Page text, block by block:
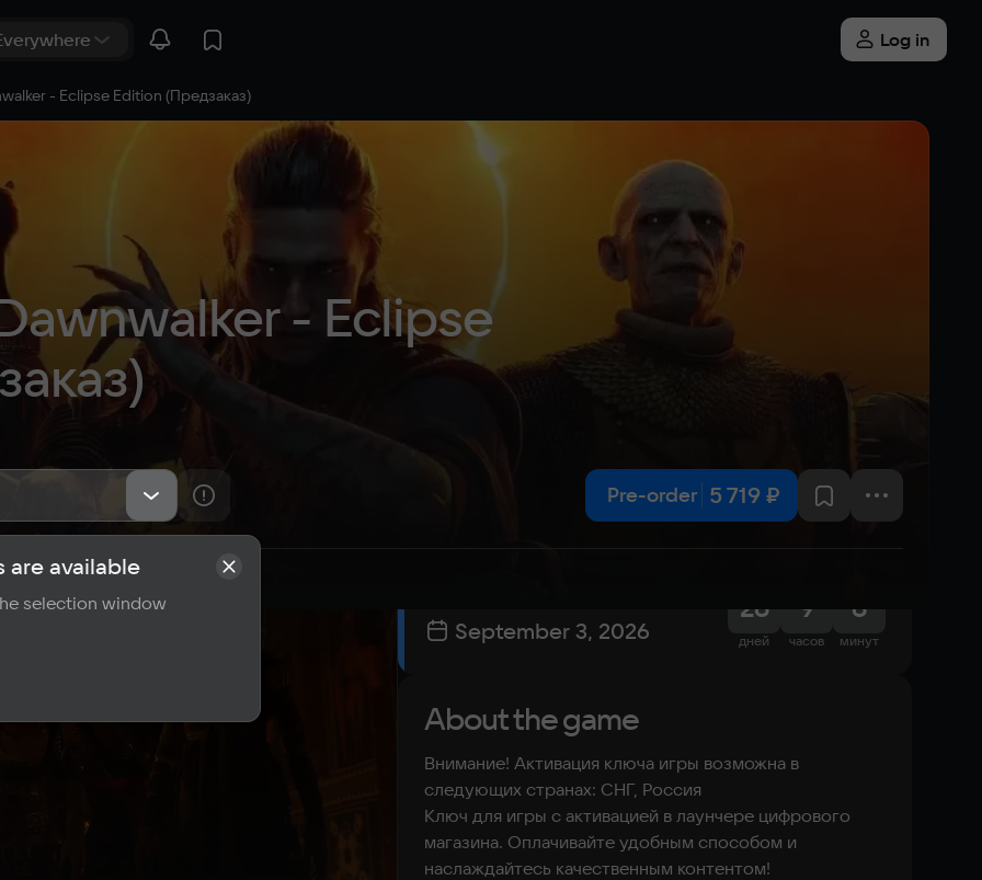
Log in
- Eclipse Edition (Предзаказ)
- Eclipse
Pre-order 5 719 ₽
Reviews
September 3, 2026
26
дней
9
часов
6
минут
About the game
Внимание! Активация ключа игры возможна в
следующих странах: СНГ, Россия
Ключ для игры с активацией в лаунчере цифрового
магазина. Оплачивайте удобным способом и
наслаждайтесь качественным контентом!
are available
selection window